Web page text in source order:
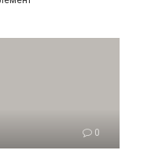
0